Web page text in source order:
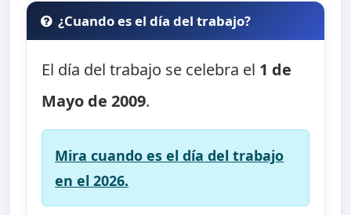
¿Cuando es el día del trabajo?
El día del trabajo se celebra el 1 de
Mayo de 2009.
Mira cuando es el día del trabajo
en el 2026.